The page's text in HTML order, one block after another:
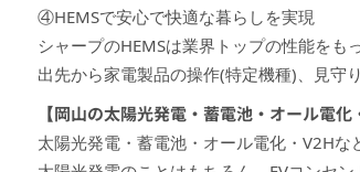
④HEMSで安心で快適な暮らしを実現
シャープのHEMSは業界トップの性能を
出先から家電製品の操作(特定機種)、見守
【岡山の太陽光発電・蓄電池・オール電
太陽光発電・蓄電池・オール電化・V2H